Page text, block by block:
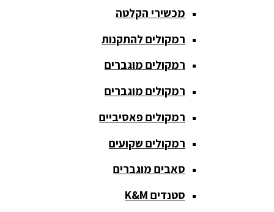
כריזה
ומגפונים
מדונה
אלחוטית
מיקסר
מוגברים
מיקרופון
מכשירי הקלטה
רמקולים להתקנות
רמקולים מוגברים
רמקולים מוגברים
רמקולים פאסיביים
רמקולים שקועים
סאבים מוגברים
סטנדים K&M